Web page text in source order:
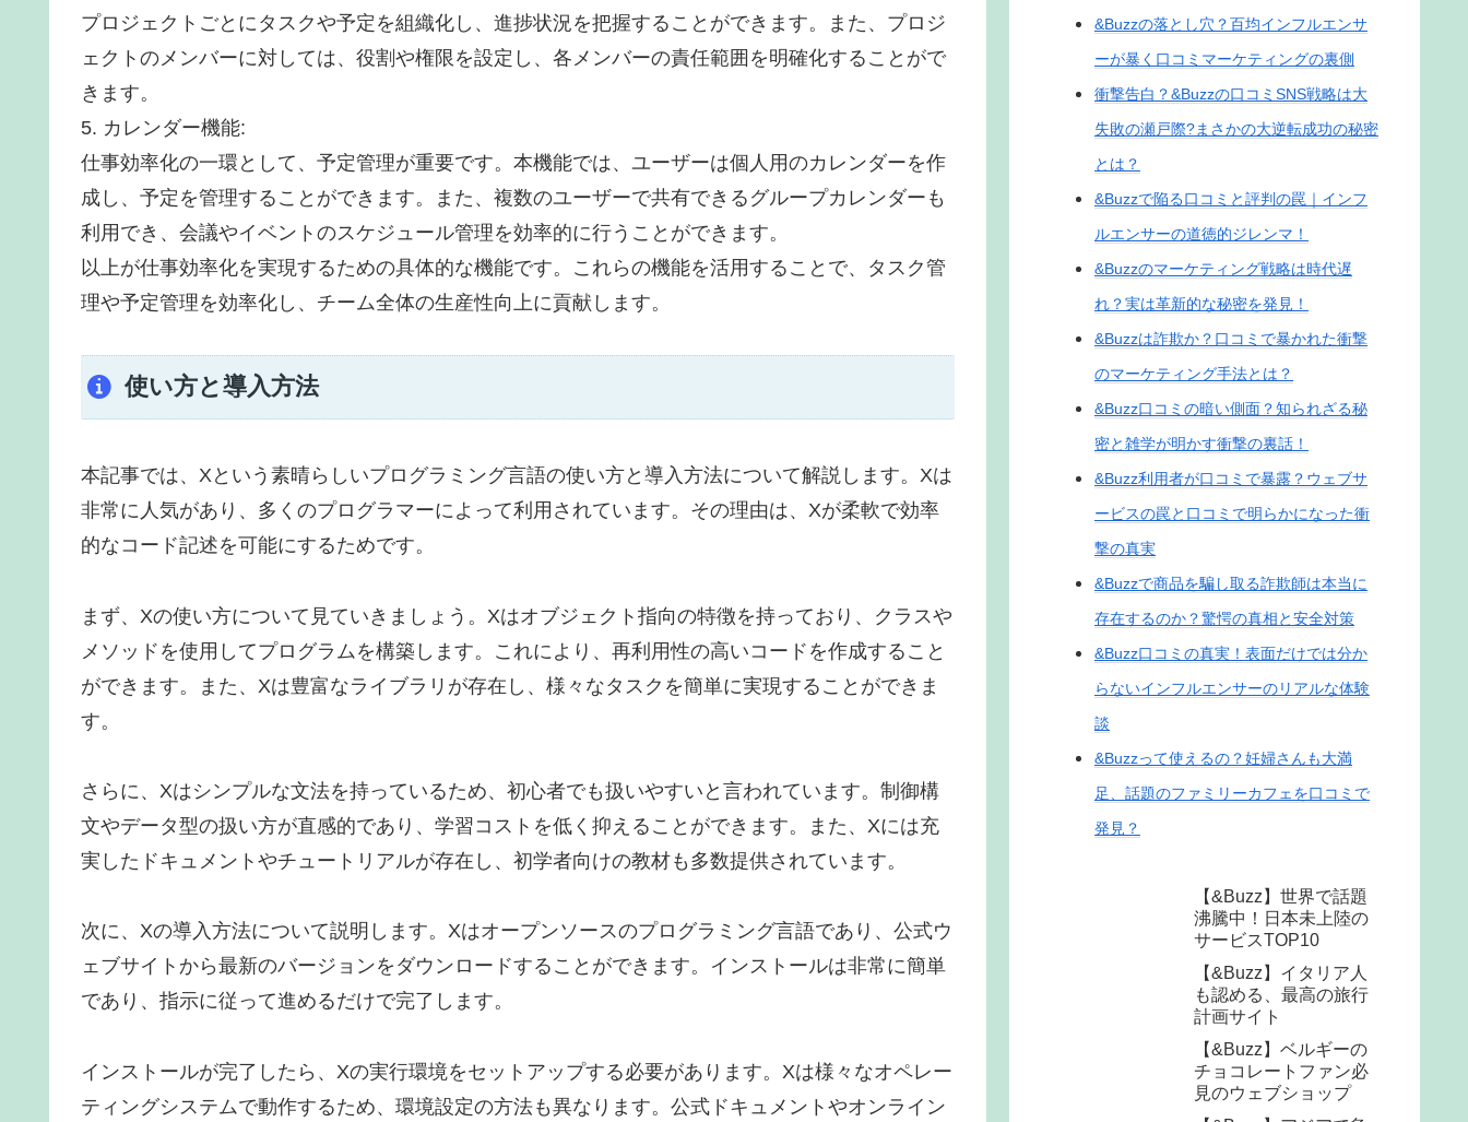
プロジェクトごとにタスクや予定を組織化し、進捗状況を把握することができます。また、プロジ
ェクトのメンバーに対しては、役割や権限を設定し、各メンバーの責任範囲を明確化することがで
きます。
5. カレンダー機能:
仕事効率化の一環として、予定管理が重要です。本機能では、ユーザーは個人用のカレンダーを作
成し、予定を管理することができます。また、複数のユーザーで共有できるグループカレンダーも
利用でき、会議やイベントのスケジュール管理を効率的に行うことができます。
以上が仕事効率化を実現するための具体的な機能です。これらの機能を活用することで、タスク管
理や予定管理を効率化し、チーム全体の生産性向上に貢献します。
使い方と導入方法
本記事では、Xという素晴らしいプログラミング言語の使い方と導入方法について解説します。Xは
非常に人気があり、多くのプログラマーによって利用されています。その理由は、Xが柔軟で効率
的なコード記述を可能にするためです。
まず、Xの使い方について見ていきましょう。Xはオブジェクト指向の特徴を持っており、クラスや
メソッドを使用してプログラムを構築します。これにより、再利用性の高いコードを作成すること
ができます。また、Xは豊富なライブラリが存在し、様々なタスクを簡単に実現することができま
す。
さらに、Xはシンプルな文法を持っているため、初心者でも扱いやすいと言われています。制御構
文やデータ型の扱い方が直感的であり、学習コストを低く抑えることができます。また、Xには充
実したドキュメントやチュートリアルが存在し、初学者向けの教材も多数提供されています。
次に、Xの導入方法について説明します。Xはオープンソースのプログラミング言語であり、公式ウ
ェブサイトから最新のバージョンをダウンロードすることができます。インストールは非常に簡単
であり、指示に従って進めるだけで完了します。
インストールが完了したら、Xの実行環境をセットアップする必要があります。Xは様々なオペレー
ティングシステムで動作するため、環境設定の方法も異なります。公式ドキュメントやオンライン
&Buzzの落とし穴？百均インフルエンサ
ーが暴く口コミマーケティングの裏側
衝撃告白？&Buzzの口コミSNS戦略は大
失敗の瀬戸際?まさかの大逆転成功の秘密
とは？
&Buzzで陥る口コミと評判の罠｜インフ
ルエンサーの道徳的ジレンマ！
&Buzzのマーケティング戦略は時代遅
れ？実は革新的な秘密を発見！
&Buzzは詐欺か？口コミで暴かれた衝撃
のマーケティング手法とは？
&Buzz口コミの暗い側面？知られざる秘
密と雑学が明かす衝撃の裏話！
&Buzz利用者が口コミで暴露？ウェブサ
ービスの罠と口コミで明らかになった衝
撃の真実
&Buzzで商品を騙し取る詐欺師は本当に
存在するのか？驚愕の真相と安全対策
&Buzz口コミの真実！表面だけでは分か
らないインフルエンサーのリアルな体験
談
&Buzzって使えるの？妊婦さんも大満
足、話題のファミリーカフェを口コミで
発見？
【&Buzz】世界で話題
沸騰中！日本未上陸の
サービスTOP10
【&Buzz】イタリア人
も認める、最高の旅行
計画サイト
【&Buzz】ベルギーの
チョコレートファン必
見のウェブショップ